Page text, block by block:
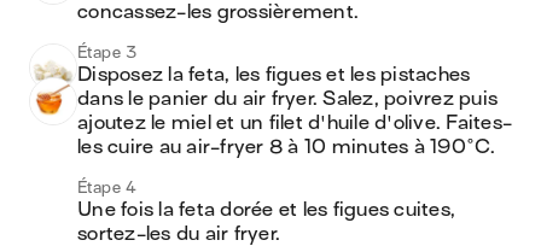
concassez-les grossièrement.
Étape 3
Disposez la feta, les figues et les pistaches
dans le panier du air fryer. Salez, poivrez puis
ajoutez le miel et un filet d'huile d'olive. Faites-
les cuire au air-fryer 8 à 10 minutes à 190°C.
Étape 4
Une fois la feta dorée et les figues cuites,
sortez-les du air fryer.